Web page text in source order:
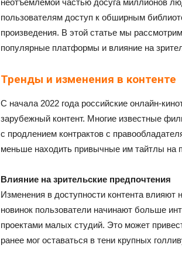
неотъемлемой частью досуга миллионов
пользователям доступ к обширным
произведения. В этой статье мы
популярные платформы и влияние на
Тренды и изменения в контенте
С начала 2022 года российские онлайн-
зарубежный контент. Многие известные
с продлением контрактов с
меньше находить привычные им тайтлы на
Влияние на зрительские предпочтения
Изменения в доступности контента влияют
новинок пользователи начинают больше
проектами малых студий. Это может
ранее мог оставаться в тени крупных